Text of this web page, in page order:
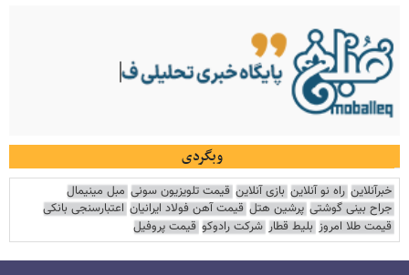
وبگردی
خبرآنلاین راه نو آنلاین بازی آنلاین قیمت تلویزیون سونی مبل مینیمال
جراح بینی گوشتی پرشین هتل قیمت آهن فولاد ایرانیان اعتبارسنجی بانکی
قیمت طلا امروز بلیط قطار شرکت رادوکو قیمت پروفیل